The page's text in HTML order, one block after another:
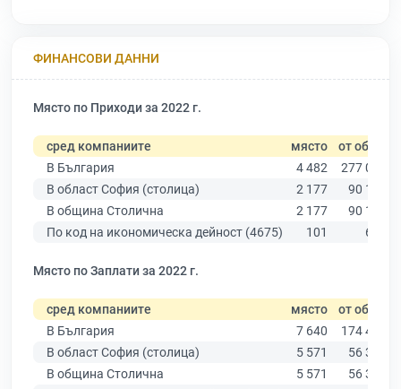
ФИНАНСОВИ ДАННИ
Място по Приходи за 2022 г.
сред компаниите място от общо
В България
4 482
277 019
В област София (столица)
2 177
90 178
В община Столична
2 177
90 178
По код на икономическа дейност (4675)
101 616
Място по Заплати за 2022 г.
сред компаниите място от общо
В България
7 640
174 403
В област София (столица)
5 571
56 378
В община Столична
5 571
56 378